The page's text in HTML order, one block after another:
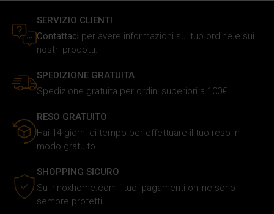
annunci, fornire le funzioni dei social media e analizzare il
nostro traffico. Inoltre forniamo informazioni sul modo in
cui utilizzi il nostro sito ai nostri partner che si occupano
potrebbero combinarle con altre informazioni che hai
fornito loro o che hanno raccolto in base al tuo utilizzo dei
SERVIZIO CLIENTI
Contattaci per avere informazioni sul tuo ordine e sui
nostri prodotti.
SPEDIZIONE GRATUITA
Spedizione gratuita per ordini superiori a 100€.
RESO GRATUITO
Hai 14 giorni di tempo per effettuare il tuo reso in
modo gratuito.
SHOPPING SICURO
Su Irinoxhome.com i tuoi pagamenti online sono
sempre protetti.